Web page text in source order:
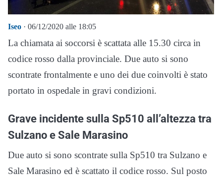
Iseo · 06/12/2020 alle 18:05
La chiamata ai soccorsi è scattata alle 15.30 circa in
codice rosso dalla provinciale. Due auto si sono
scontrate frontalmente e uno dei due coinvolti è stato
portato in ospedale in gravi condizioni.
Grave incidente sulla Sp510 all’altezza tra
Sulzano e Sale Marasino
Due auto si sono scontrate sulla Sp510 tra Sulzano e
Sale Marasino ed è scattato il codice rosso. Sul posto